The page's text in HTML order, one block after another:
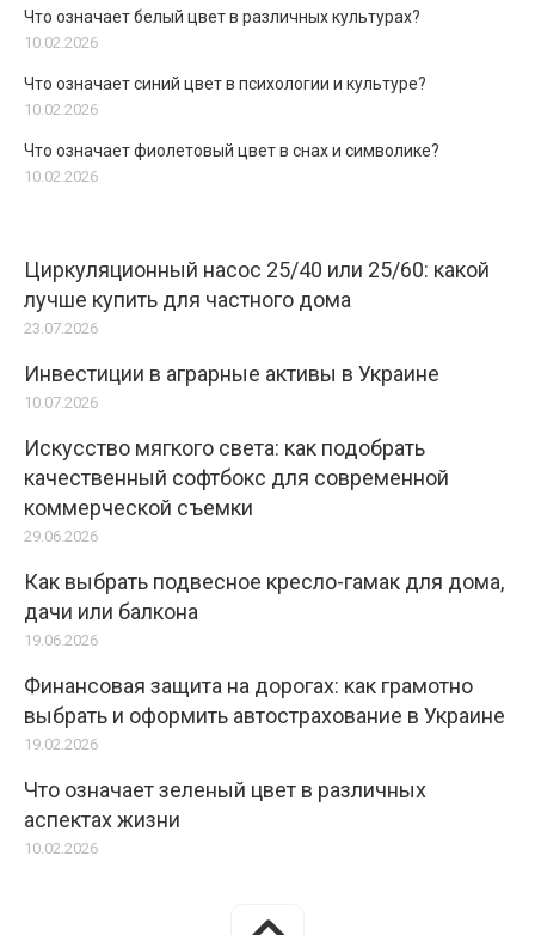
Что означает белый цвет в различных культурах?
10.02.2026
Что означает синий цвет в психологии и культуре?
10.02.2026
Что означает фиолетовый цвет в снах и символике?
10.02.2026
Циркуляционный насос 25/40 или 25/60: какой
лучше купить для частного дома
23.07.2026
Инвестиции в аграрные активы в Украине
10.07.2026
Искусство мягкого света: как подобрать
качественный софтбокс для современной
коммерческой съемки
29.06.2026
Как выбрать подвесное кресло-гамак для дома,
дачи или балкона
19.06.2026
Финансовая защита на дорогах: как грамотно
выбрать и оформить автострахование в Украине
19.02.2026
Что означает зеленый цвет в различных
аспектах жизни
10.02.2026